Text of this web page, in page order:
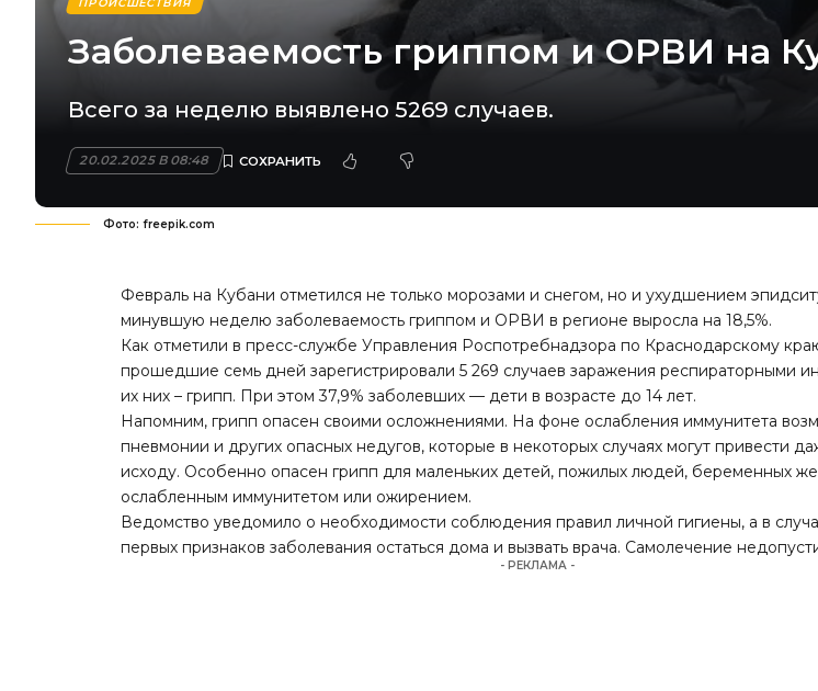
ПРОИСШЕСТВИЯ
Заболеваемость гриппом и ОРВИ на
Всего за неделю выявлено 5269 случаев.
20.02.2025 В 08:48
Фото: freepik.com
Февраль на Кубани отметился не только морозами и снегом, но и ухудшением
минувшую неделю заболеваемость гриппом и ОРВИ в регионе выросла на 18,5%.
Как отметили в пресс-службе Управления Роспотребнадзора по Краснодарскому
прошедшие семь дней зарегистрировали 5 269 случаев заражения респираторными
их них – грипп. При этом 37,9% заболевших — дети в возрасте до 14 лет.
Напомним, грипп опасен своими осложнениями. На фоне ослабления иммунитета
пневмонии и других опасных недугов, которые в некоторых случаях могут привести
исходу. Особенно опасен грипп для маленьких детей, пожилых людей, беременных
ослабленным иммунитетом или ожирением.
Ведомство уведомило о необходимости соблюдения правил личной гигиены, а в
первых признаков заболевания остаться дома и вызвать врача. Самолечение
- РЕКЛАМА -